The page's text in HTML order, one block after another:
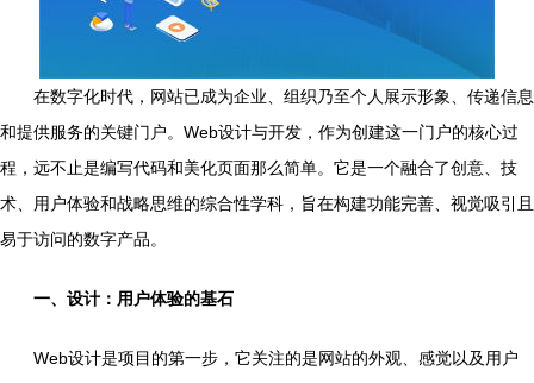
在数字化时代，网站已成为企业、组织乃至个人展示形象、传递信息
和提供服务的关键门户。Web设计与开发，作为创建这一门户的核心过
程，远不止是编写代码和美化页面那么简单。它是一个融合了创意、技
术、用户体验和战略思维的综合性学科，旨在构建功能完善、视觉吸引且
易于访问的数字产品。
一、设计：用户体验的基石
Web设计是项目的第一步，它关注的是网站的外观、感觉以及用户